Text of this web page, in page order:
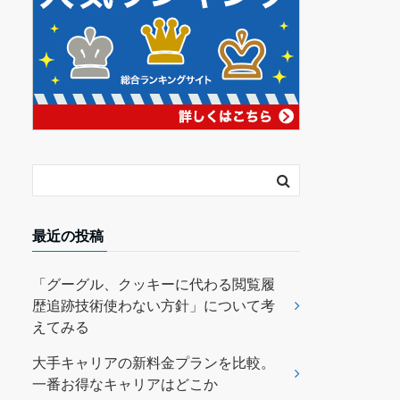
最近の投稿
「グーグル、クッキーに代わる閲覧履
歴追跡技術使わない方針」について考
えてみる
大手キャリアの新料金プランを比較。
一番お得なキャリアはどこか